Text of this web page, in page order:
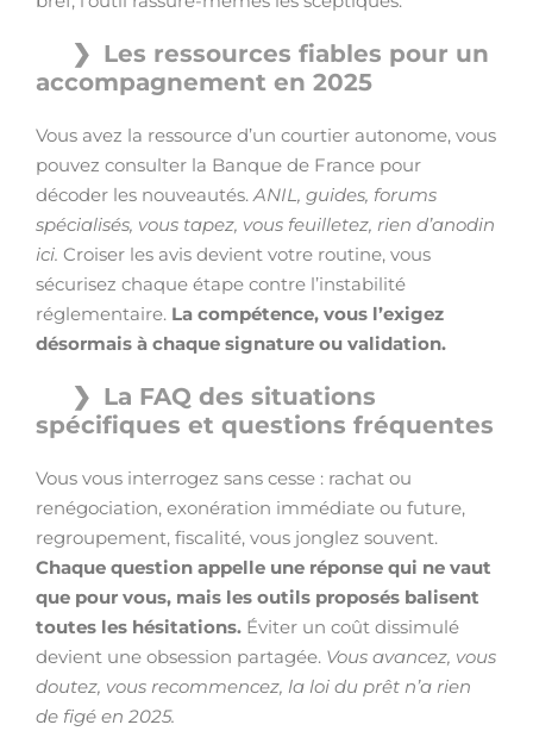
Les ressources fiables pour un
accompagnement en 2025
Vous avez la ressource d’un courtier autonome, vous
pouvez consulter la Banque de France pour
décoder les nouveautés.ANIL, guides, forums
spécialisés, vous tapez, vous feuilletez, rien d’anodin
ici. Croiser les avis devient votre routine, vous
sécurisez chaque étape contre l’instabilité
réglementaire. La compétence, vous l’exigez
désormais à chaque signature ou validation.
La FAQ des situations
spécifiques et questions fréquentes
Vous vous interrogez sans cesse : rachat ou
renégociation, exonération immédiate ou future,
regroupement, fiscalité, vous jonglez souvent.
Chaque question appelle une réponse qui ne vaut
que pour vous, mais les outils proposés balisent
toutes les hésitations. Éviter un coût dissimulé
devient une obsession partagée. Vous avancez, vous
doutez, vous recommencez, la loi du prêt n’a rien
de figé en 2025.